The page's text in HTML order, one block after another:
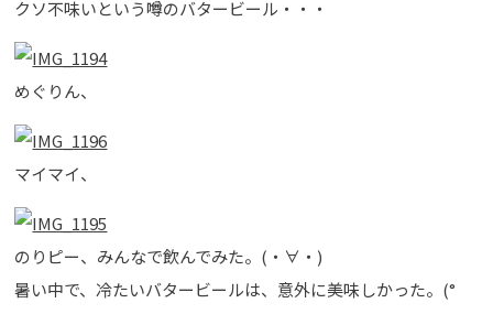
クソ不味いという噂のバタービール・・・
めぐりん、
マイマイ、
のりピー、みんなで飲んでみた。(・∀・)
暑い中で、冷たいバタービールは、意外に美味しかった。(°